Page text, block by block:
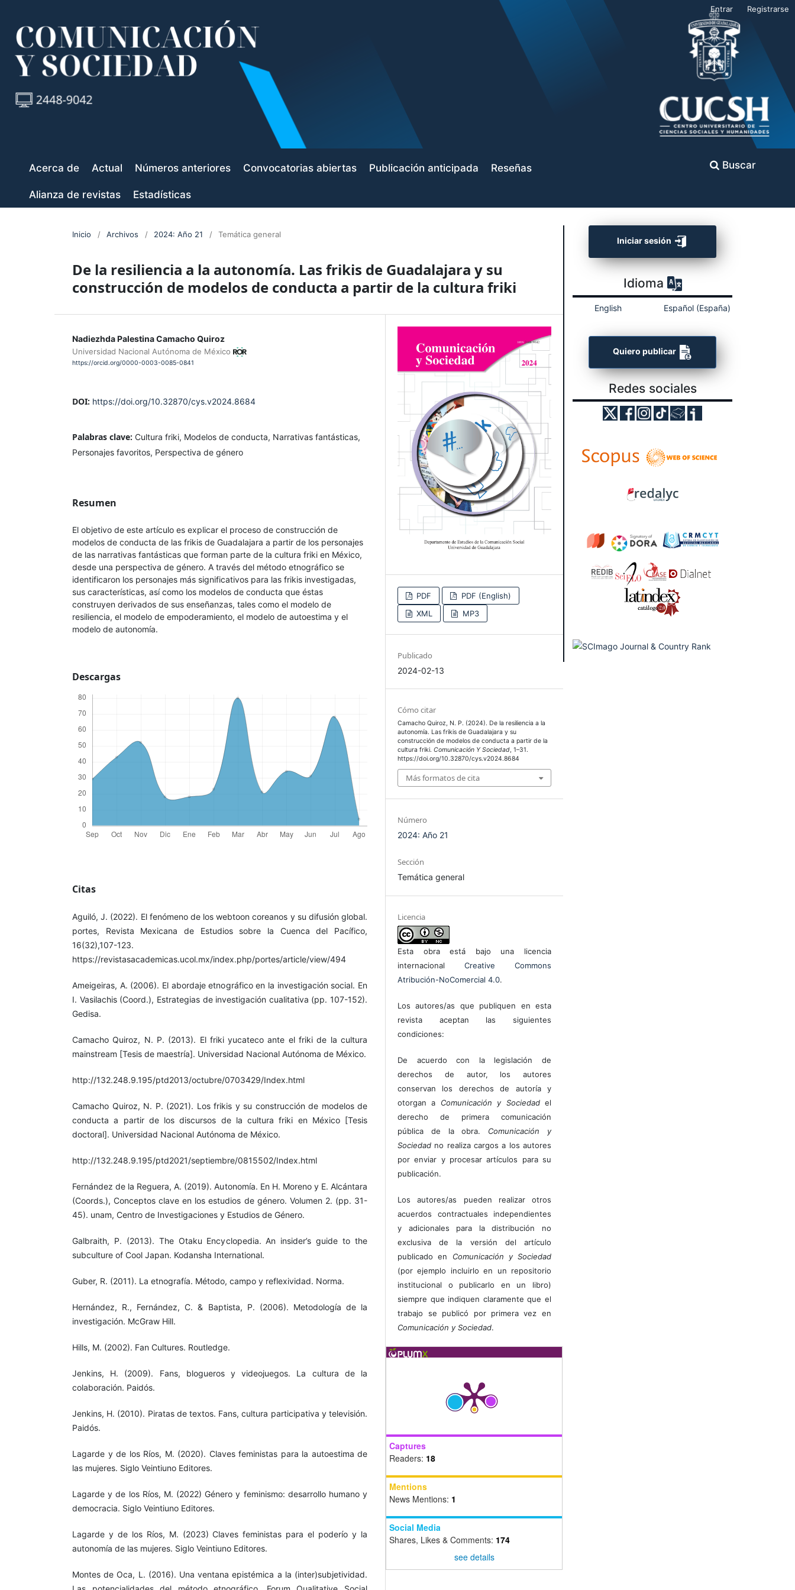
Acerca de Actual Números anteriores Convocatorias abiertas Publicación anticipada Reseñas
Alianza de revistas Estadísticas
Buscar
Entrar Registrarse
Inicio / Archivos / 2024: Año 21 / Temática general
De la resiliencia a la autonomía. Las frikis de Guadalajara y su
construcción de modelos de conducta a partir de la cultura friki
Nadiezhda Palestina Camacho Quiroz
Universidad Nacional Autónoma de México
https://orcid.org/0000-0003-0085-0841
DOI: https://doi.org/10.32870/cys.v2024.8684
Palabras clave: Cultura friki, Modelos de conducta, Narrativas fantásticas,
Personajes favoritos, Perspectiva de género
Resumen
El objetivo de este artículo es explicar el proceso de construcción de
modelos de conducta de las frikis de Guadalajara a partir de los personajes
de las narrativas fantásticas que forman parte de la cultura friki en México,
desde una perspectiva de género. A través del método etnográfico se
identificaron los personajes más significativos para las frikis investigadas,
sus características, así como los modelos de conducta que éstas
construyen derivados de sus enseñanzas, tales como el modelo de
resiliencia, el modelo de empoderamiento, el modelo de autoestima y el
modelo de autonomía.
Descargas
Citas
Aguiló, J. (2022). El fenómeno de los webtoon coreanos y su difusión global.
portes, Revista Mexicana de Estudios sobre la Cuenca del Pacífico,
16(32),107-123.
https://revistasacademicas.ucol.mx/index.php/portes/article/view/494
Ameigeiras, A. (2006). El abordaje etnográfico en la investigación social. En
I. Vasilachis (Coord.), Estrategias de investigación cualitativa (pp. 107-152).
Gedisa.
Camacho Quiroz, N. P. (2013). El friki yucateco ante el friki de la cultura
mainstream [Tesis de maestría]. Universidad Nacional Autónoma de México.
http://132.248.9.195/ptd2013/octubre/0703429/Index.html
Camacho Quiroz, N. P. (2021). Los frikis y su construcción de modelos de
conducta a partir de los discursos de la cultura friki en México [Tesis
doctoral]. Universidad Nacional Autónoma de México.
http://132.248.9.195/ptd2021/septiembre/0815502/Index.html
Fernández de la Reguera, A. (2019). Autonomía. En H. Moreno y E. Alcántara
(Coords.), Conceptos clave en los estudios de género. Volumen 2. (pp. 31-
45). unam, Centro de Investigaciones y Estudios de Género.
Galbraith, P. (2013). The Otaku Encyclopedia. An insider’s guide to the
subculture of Cool Japan. Kodansha International.
Guber, R. (2011). La etnografía. Método, campo y reflexividad. Norma.
Hernández, R., Fernández, C. & Baptista, P. (2006). Metodología de la
investigación. McGraw Hill.
Hills, M. (2002). Fan Cultures. Routledge.
Jenkins, H. (2009). Fans, blogueros y videojuegos. La cultura de la
colaboración. Paidós.
Jenkins, H. (2010). Piratas de textos. Fans, cultura participativa y televisión.
Paidós.
Lagarde y de los Ríos, M. (2020). Claves feministas para la autoestima de
las mujeres. Siglo Veintiuno Editores.
Lagarde y de los Ríos, M. (2022) Género y feminismo: desarrollo humano y
democracia. Siglo Veintiuno Editores.
Lagarde y de los Ríos, M. (2023) Claves feministas para el poderío y la
autonomía de las mujeres. Siglo Veintiuno Editores.
Montes de Oca, L. (2016). Una ventana epistémica a la (inter)subjetividad.
PDF
PDF (English)
XML
MP3
Publicado
2024-02-13
Cómo citar
Camacho Quiroz, N. P. (2024). De la resiliencia a la
autonomía. Las frikis de Guadalajara y su
construcción de modelos de conducta a partir de la
cultura friki.Comunicación Y Sociedad, 1–31.
https://doi.org/10.32870/cys.v2024.8684
Más formatos de cita
Número
2024: Año 21
Sección
Temática general
Licencia
Esta obra está bajo una licencia
internacional Creative Commons
Atribución-NoComercial 4.0.
Los autores/as que publiquen en esta
revista aceptan las siguientes
condiciones:
De acuerdo con la legislación de
derechos de autor, los autores
conservan los derechos de autoría y
otorgan a Comunicación y Sociedadel
derecho de primera comunicación
pública de la obra. Comunicación y
Sociedad no realiza cargos a los autores
por enviar y procesar artículos para su
publicación.
Los autores/as pueden realizar otros
acuerdos contractuales independientes
y adicionales para la distribución no
exclusiva de la versión del artículo
publicado en Comunicación y Sociedad
(por ejemplo incluirlo en un repositorio
institucional o publicarlo en un libro)
siempre que indiquen claramente que el
trabajo se publicó por primera vez en
Comunicación y Sociedad.
Captures
Readers: 18
Mentions
News Mentions: 1
Social Media
Shares, Likes & Comments: 174
see details
Iniciar sesión
Idioma
English Español (España)
Quiero publicar
Redes sociales